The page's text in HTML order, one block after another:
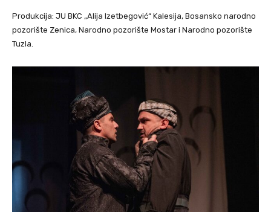
Produkcija: JU BKC „Alija Izetbegović“ Kalesija, Bosansko narodno
pozorište Zenica, Narodno pozorište Mostar i Narodno pozorište
Tuzla.